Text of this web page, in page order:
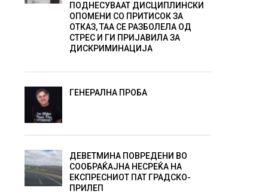
ПОДНЕСУВААТ ДИСЦИПЛИНСКИ
ОПОМЕНИ СО ПРИТИСОК ЗА
ОТКАЗ, ТАА СЕ РАЗБОЛЕЛА ОД
СТРЕС И ГИ ПРИЈАВИЛА ЗА
ДИСКРИМИНАЦИЈА
ГЕНЕРАЛНА ПРОБА
ДЕВЕТМИНА ПОВРЕДЕНИ ВО
СООБРАЌАЈНА НЕСРЕЌА НА
ЕКСПРЕСНИОТ ПАТ ГРАДСКО-
ПРИЛЕП